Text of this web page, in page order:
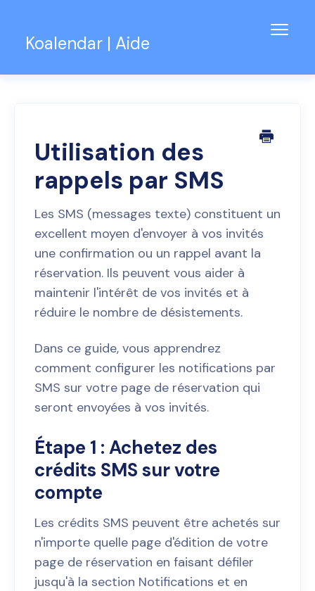
Koalendar | Aide
Contact
Utilisation des
rappels par SMS
Les SMS (messages texte) constituent un
excellent moyen d'envoyer à vos invités
une confirmation ou un rappel avant la
réservation. Ils peuvent vous aider à
maintenir l'intérêt de vos invités et à
réduire le nombre de désistements.
Dans ce guide, vous apprendrez
comment configurer les notifications par
SMS sur votre page de réservation qui
seront envoyées à vos invités.
Étape 1 : Achetez des
crédits SMS sur votre
compte
Les crédits SMS peuvent être achetés sur
n'importe quelle page d'édition de votre
page de réservation en faisant défiler
jusqu'à la section Notifications et en